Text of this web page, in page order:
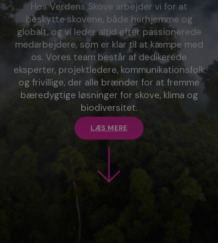
Hos Verdens Skove arbejder vi for at
beskytte skovene, både herhjemme og
globalt, og vi leder altid efter passionerede
medarbejdere, som er klar til at kæmpe med
os. Vores team består af dedikerede
eksperter, projektledere, kommunikationsfolk
og frivillige, der alle brænder for at fremme
bæredygtige løsninger for skove, klima og
biodiversitet.
LÆS MERE